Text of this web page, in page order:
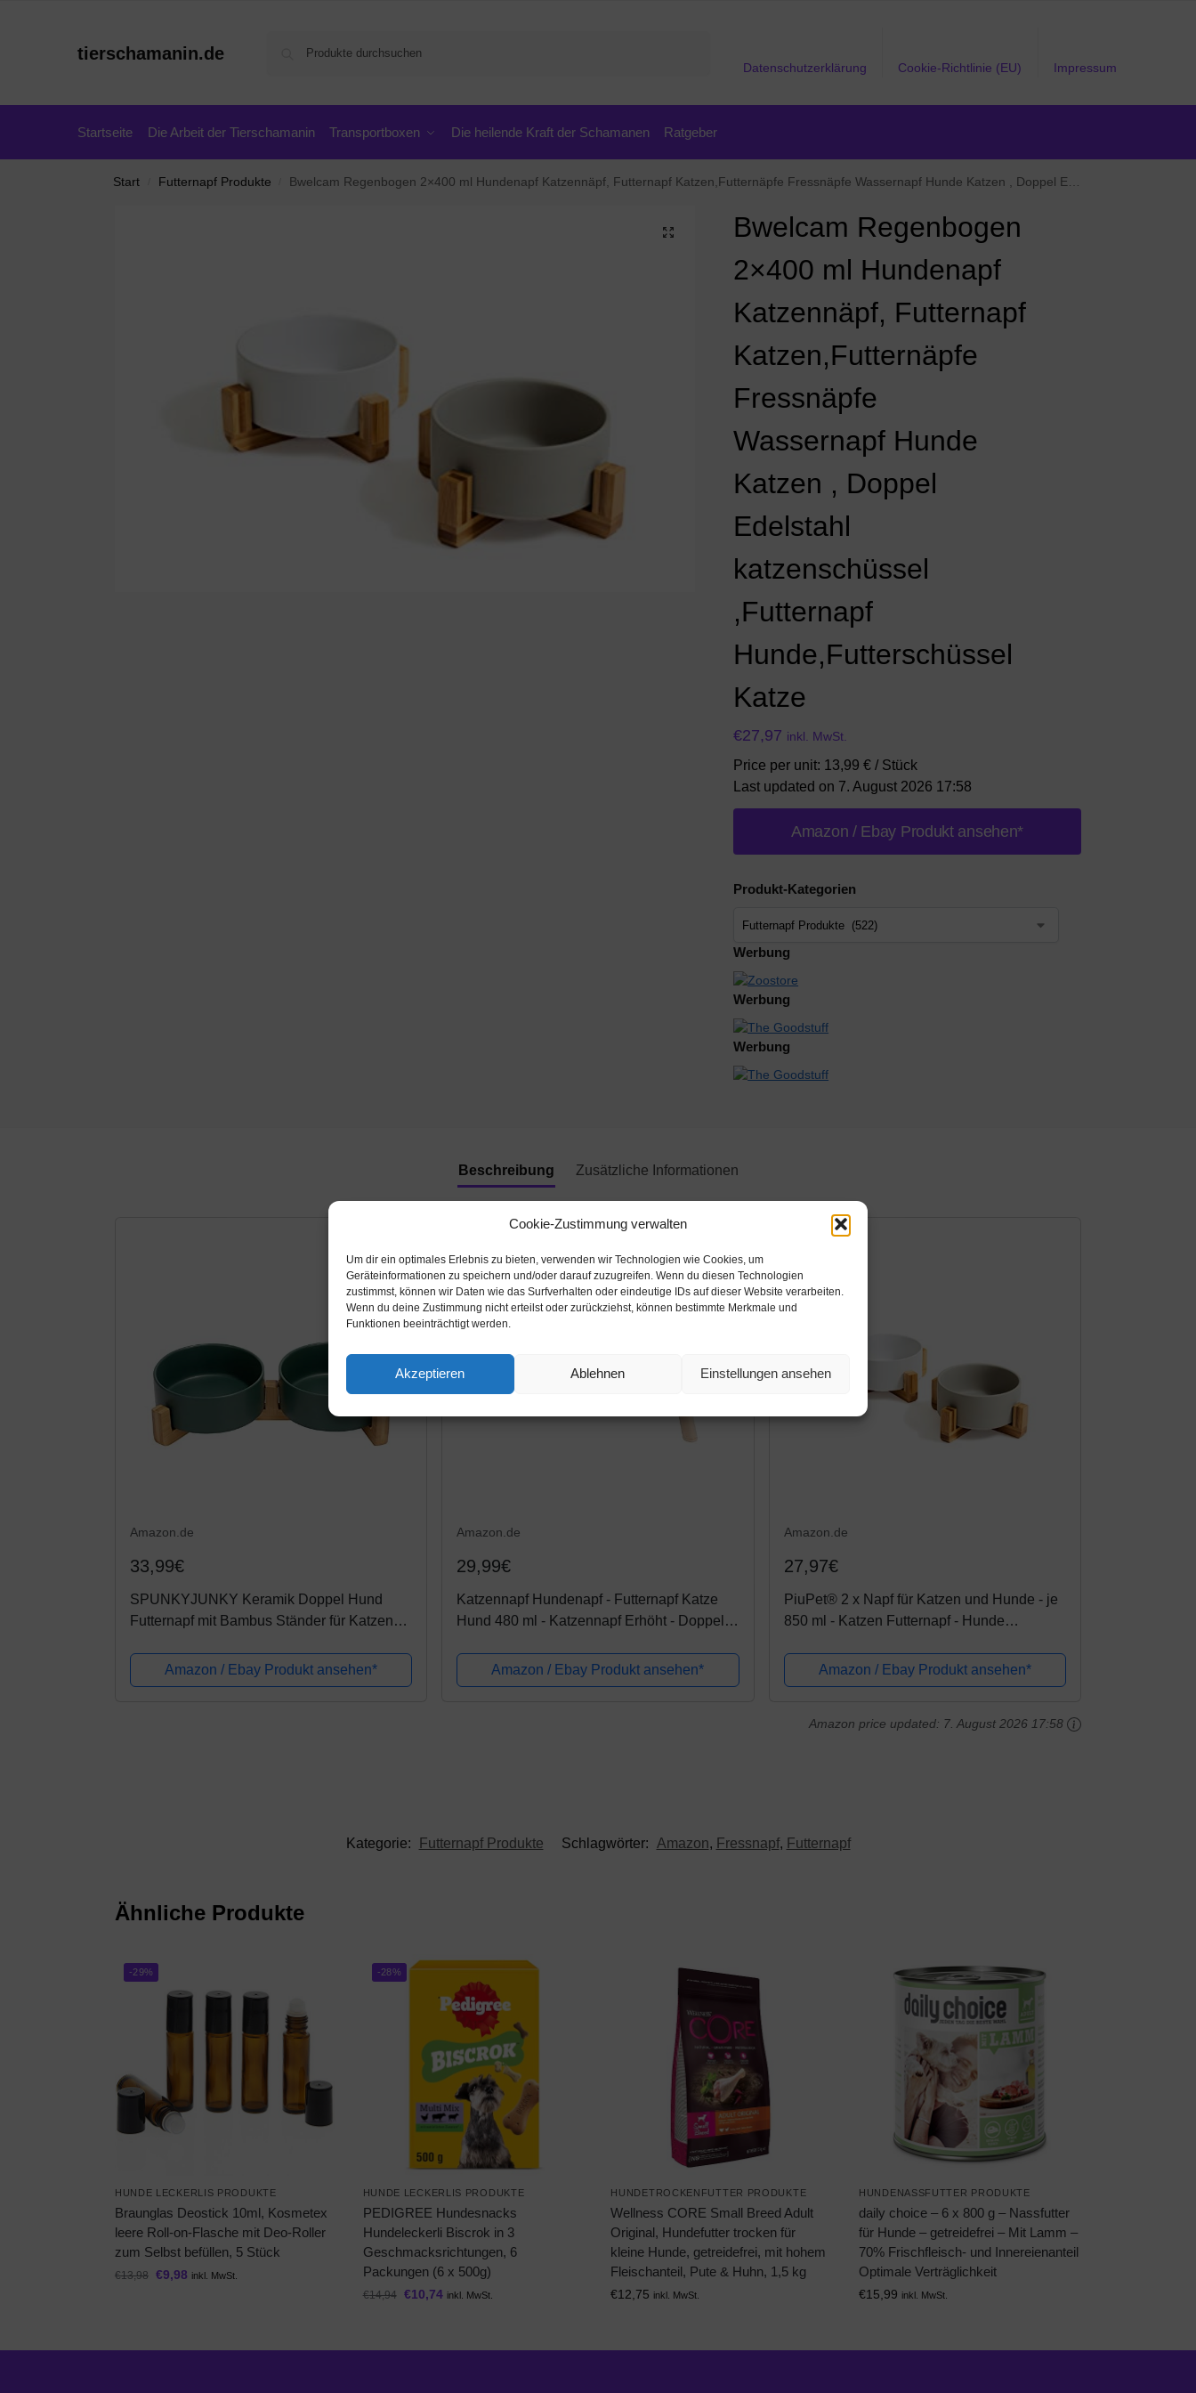
Cookie-Zustimmung verwalten
Um dir ein optimales Erlebnis zu bieten, verwenden wir Technologien wie Cookies, um
Geräteinformationen zu speichern und/oder darauf zuzugreifen. Wenn du diesen Technologien
zustimmst, können wir Daten wie das Surfverhalten oder eindeutige IDs auf dieser Website verarbeiten.
Wenn du deine Zustimmung nicht erteilst oder zurückziehst, können bestimmte Merkmale und
Funktionen beeinträchtigt werden.
Akzeptieren Ablehnen Einstellungen ansehen
tierschamanin.de
Datenschutzerklärung Cookie-Richtlinie (EU) Impressum
Startseite Die Arbeit der Tierschamanin Transportboxen Die heilende Kraft der Schamanen Ratgeber
Start Futternapf Produkte Bwelcam Regenbogen 2×400 ml Hundenapf Katzennäpf, Futternapf Katzen,Futternäpfe Fressnäpfe Wassernapf Hunde Katzen , Doppel Edelstahl katzenschüssel ,Futternapf Hunde,Futterschüssel Katze
Bwelcam Regenbogen
2×400 ml Hundenapf
Katzennäpf, Futternapf
Katzen,Futternäpfe
Fressnäpfe
Wassernapf Hunde
Katzen , Doppel
Edelstahl
katzenschüssel
,Futternapf
Hunde,Futterschüssel
Katze
€27,97 inkl. MwSt.
Price per unit: 13,99 € / Stück
Last updated on 7. August 2026 17:58
Amazon / Ebay Produkt ansehen*
Produkt-Kategorien
Werbung
Werbung
Werbung
Beschreibung Zusätzliche Informationen
Amazon.de
33,99€
SPUNKYJUNKY Keramik Doppel Hund
Futternapf mit Bambus Ständer für Katzen
Amazon / Ebay Produkt ansehen*
Amazon.de
29,99€
Katzennapf Hundenapf - Futternapf Katze
Hund 480 ml - Katzennapf Erhöht - Doppel
Hunde | Welpen | Kaninchenmit -...
Amazon / Ebay Produkt ansehen*
Amazon.de
27,97€
PiuPet® 2 x Napf für Katzen und Hunde - je
850 ml - Katzen Futternapf - Hunde
Hunde - 2er Set Futternäpfe
Amazon / Ebay Produkt ansehen*
Amazon price updated: 7. August 2026 17:58
Kategorie: Futternapf Produkte Schlagwörter: Amazon, Fressnapf, Futternapf
Ähnliche Produkte
-29%
HUNDE LECKERLIS PRODUKTE
Braunglas Deostick 10ml, Kosmetex
leere Roll-on-Flasche mit Deo-Roller
zum Selbst befüllen, 5 Stück
€13,98 €9,98 inkl. MwSt.
-28%
HUNDE LECKERLIS PRODUKTE
PEDIGREE Hundesnacks
Hundeleckerli Biscrok in 3
Geschmacksrichtungen, 6
Packungen (6 x 500g)
€14,94 €10,74 inkl. MwSt.
HUNDETROCKENFUTTER PRODUKTE
Wellness CORE Small Breed Adult
Original, Hundefutter trocken für
kleine Hunde, getreidefrei, mit hohem
Fleischanteil, Pute & Huhn, 1,5 kg
€12,75 inkl. MwSt.
HUNDENASSFUTTER PRODUKTE
daily choice – 6 x 800 g – Nassfutter
für Hunde – getreidefrei – Mit Lamm –
70% Frischfleisch- und Innereienanteil
Optimale Verträglichkeit
€15,99 inkl. MwSt.